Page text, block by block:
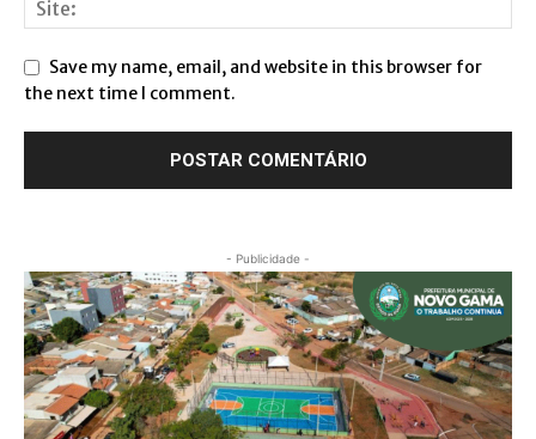
Save my name, email, and website in this browser for
the next time I comment.
- Publicidade -